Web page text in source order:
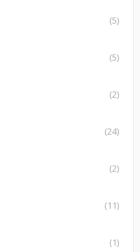
(5)
(5)
(2)
(24)
(2)
(11)
(1)